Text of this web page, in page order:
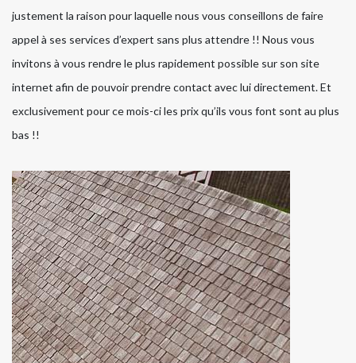
justement la raison pour laquelle nous vous conseillons de faire
appel à ses services d’expert sans plus attendre !! Nous vous
invitons à vous rendre le plus rapidement possible sur son site
internet afin de pouvoir prendre contact avec lui directement. Et
exclusivement pour ce mois-ci les prix qu’ils vous font sont au plus
bas !!